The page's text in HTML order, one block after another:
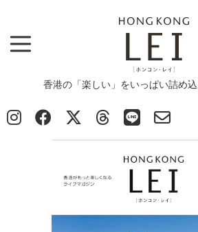
香港の「楽しい」をいっぱい詰め
E-Magazine vol.43
E-Magazine vol.43